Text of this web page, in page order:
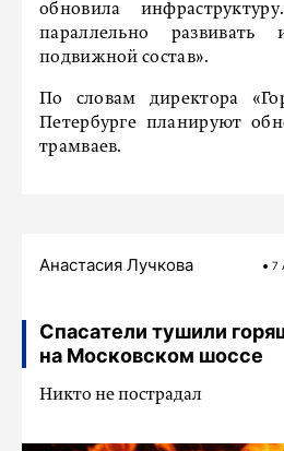
обновила
параллельно развивать
подвижной состав».
По словам директора
Петербурге планируют
трамваев.
Анастасия Лучкова 7
Спасатели тушили
на Московском шоссе
Никто не пострадал